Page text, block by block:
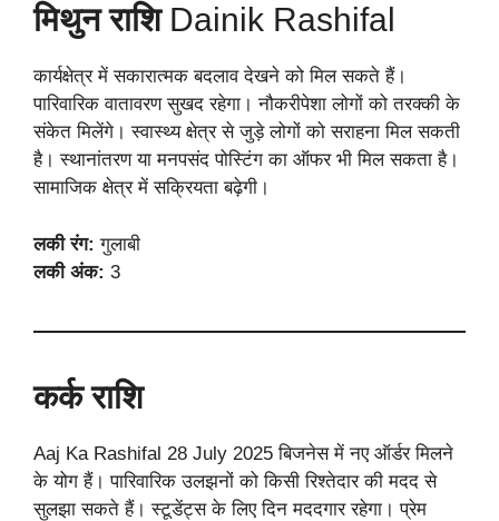
मिथुन राशिDainik Rashifal
कार्यक्षेत्र में सकारात्मक बदलाव देखने को मिल सकते हैं।
पारिवारिक वातावरण सुखद रहेगा। नौकरीपेशा लोगों को तरक्की के
संकेत मिलेंगे। स्वास्थ्य क्षेत्र से जुड़े लोगों को सराहना मिल सकती
है। स्थानांतरण या मनपसंद पोस्टिंग का ऑफर भी मिल सकता है।
सामाजिक क्षेत्र में सक्रियता बढ़ेगी।
लकी रंग: गुलाबी
लकी अंक: 3
कर्क राशि
Aaj Ka Rashifal 28 July 2025 बिजनेस में नए ऑर्डर मिलने
के योग हैं। पारिवारिक उलझनों को किसी रिश्तेदार की मदद से
सुलझा सकते हैं। स्टूडेंट्स के लिए दिन मददगार रहेगा। प्रेम